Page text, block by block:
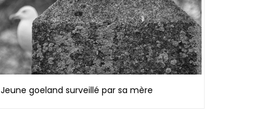
Jeune goeland surveillé par sa mère